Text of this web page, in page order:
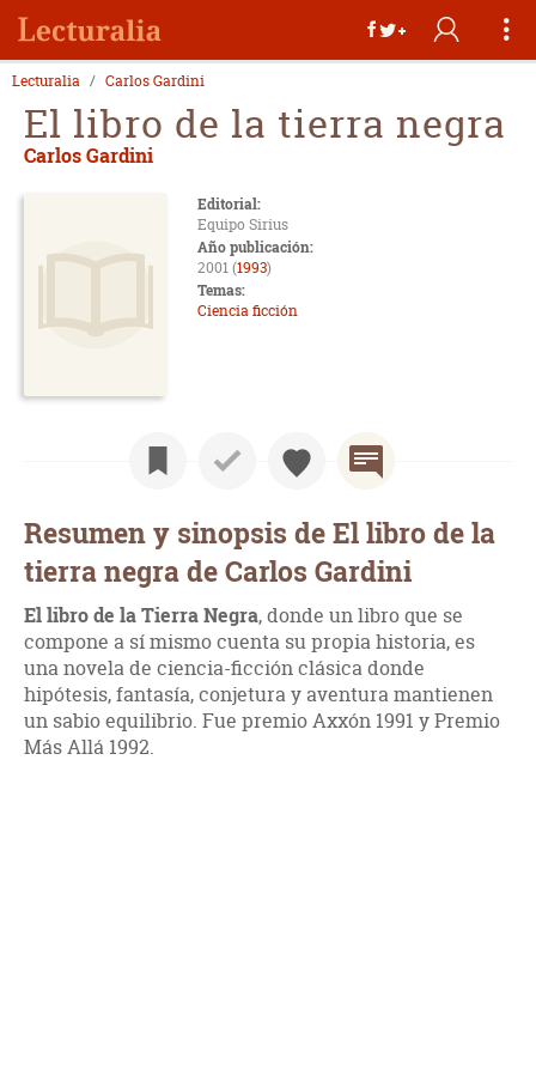
Lecturalia Carlos Gardini
El libro de la tierra negra
Carlos Gardini
Editorial:
Equipo Sirius
Año publicación:
2001 (1993)
Temas:
Ciencia ficción
Resumen y sinopsis de El libro de la
tierra negra de Carlos Gardini
El libro de la Tierra Negra, donde un libro que se
compone a sí mismo cuenta su propia historia, es
una novela de ciencia-ficción clásica donde
hipótesis, fantasía, conjetura y aventura mantienen
un sabio equilibrio. Fue premio Axxón 1991 y Premio
Más Allá 1992.